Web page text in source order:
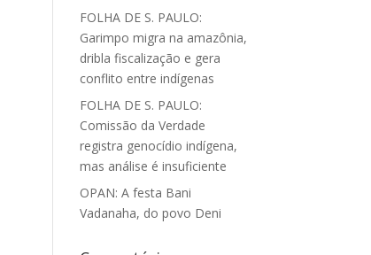
FOLHA DE S. PAULO:
Garimpo migra na amazônia,
dribla fiscalização e gera
conflito entre indígenas
FOLHA DE S. PAULO:
Comissão da Verdade
registra genocídio indígena,
mas análise é insuficiente
OPAN: A festa Bani
Vadanaha, do povo Deni